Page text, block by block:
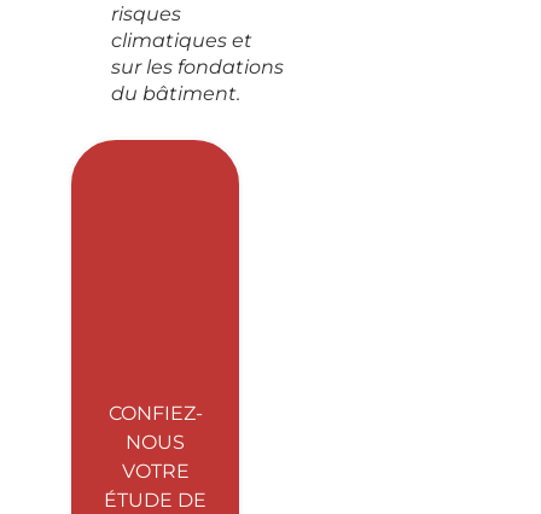
risques
climatiques et
sur les fondations
du bâtiment.
CONFIEZ-
NOUS
VOTRE
ÉTUDE DE